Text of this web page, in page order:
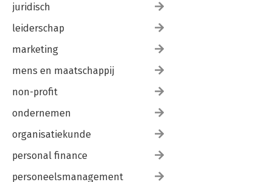
juridisch
leiderschap
marketing
mens en maatschappij
non-profit
ondernemen
organisatiekunde
personal finance
personeelsmanagement